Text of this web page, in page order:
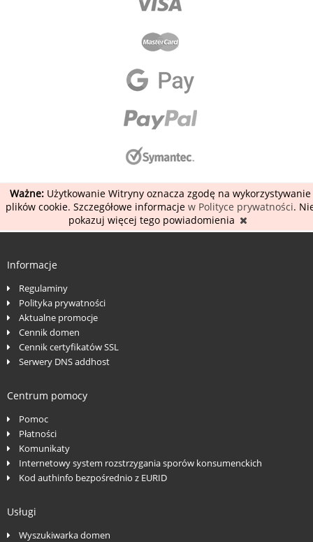
Ważne:Użytkowanie Witryny oznacza zgodę na wykorzystywanie
plików cookie. Szczegółowe informacje w Polityce prywatności.
pokazuj więcej tego powiadomienia
Informacje
Regulaminy
Polityka prywatności
Aktualne promocje
Cennik domen
Cennik certyfikatów SSL
Serwery DNS addhost
Centrum pomocy
Pomoc
Płatności
Komunikaty
Internetowy system rozstrzygania sporów konsumenckich
Kod authinfo bezpośrednio z EURID
Usługi
Wyszukiwarka domen